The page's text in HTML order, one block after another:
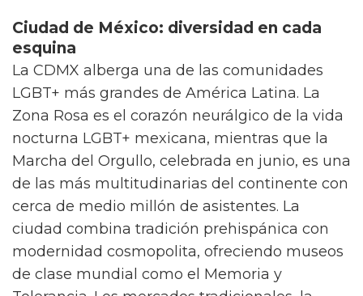
Buenos Aires: la pionera latinoamericana
Argentina fue el primer país de América
Latina en legalizar el matrimonio igualitario
en 2010, incluyendo pleno derecho a la
adopción. La capital porteña se ha convertido
en eldestino gay-friendly más popular de la
región. Barrios como Palermo Soho, San
Telmo y Recoleta ofrecen desde milongas
gays (espacios para aprender tango con
parejas del mismo sexo) hasta una vibrante
vida nocturna en locales como Glam Club y
Pride Café. La Marcha del Orgullo de Buenos